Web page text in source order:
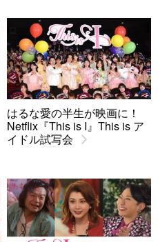
はるな愛の半生が映画に！
Netflix『This is I』This is ア
イドル試写会